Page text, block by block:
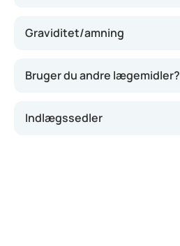
Graviditet/amning
Bruger du andre lægemidler?
Indlægssedler